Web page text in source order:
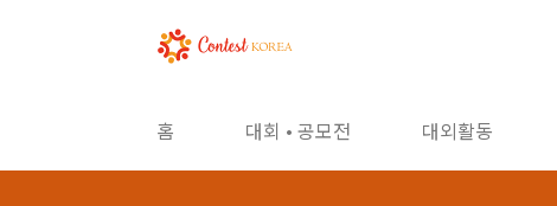
홈 대회 • 공모전 대외활동